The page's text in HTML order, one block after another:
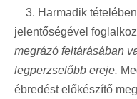
3. Harmadik
jelentőségével
megrázó feltárásában
legperzselőbb ereje.
ébredést előkészítő